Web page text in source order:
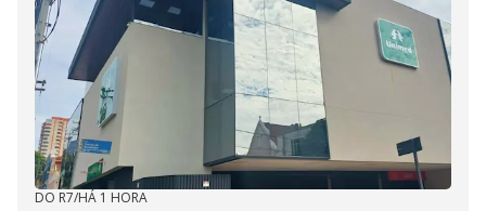
DO R7/HÁ 1 HORA